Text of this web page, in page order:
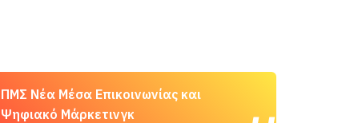
ΠΜΣ Νέα Μέσα Επικοινωνίας και
Ψηφιακό Μάρκετινγκ